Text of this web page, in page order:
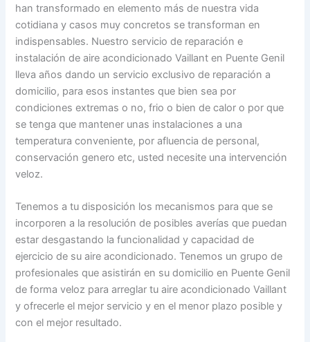
han transformado en elemento más de nuestra vida
cotidiana y casos muy concretos se transforman en
indispensables. Nuestro servicio de reparación e
instalación de aire acondicionado Vaillant en Puente Genil
lleva años dando un servicio exclusivo de reparación a
domicilio, para esos instantes que bien sea por
condiciones extremas o no, frio o bien de calor o por que
se tenga que mantener unas instalaciones a una
temperatura conveniente, por afluencia de personal,
conservación genero etc, usted necesite una intervención
veloz.
Tenemos a tu disposición los mecanismos para que se
incorporen a la resolución de posibles averías que puedan
estar desgastando la funcionalidad y capacidad de
ejercicio de su aire acondicionado. Tenemos un grupo de
profesionales que asistirán en su domicilio en Puente Genil
de forma veloz para arreglar tu aire acondicionado Vaillant
y ofrecerle el mejor servicio y en el menor plazo posible y
con el mejor resultado.